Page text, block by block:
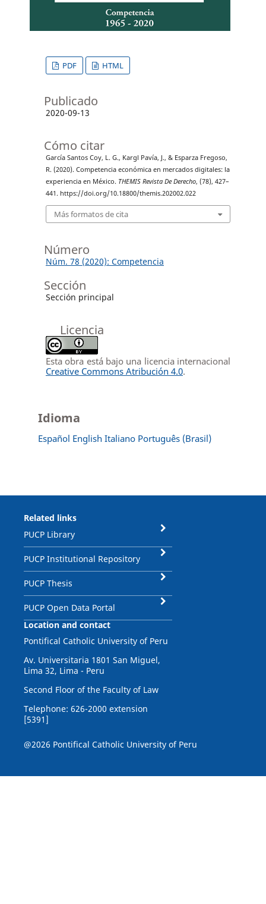
PDF HTML
Publicado
2020-09-13
Cómo citar
García Santos Coy, L. G., Kargl Pavía, J., & Esparza Fregoso,
R. (2020). Competencia económica en mercados digitales: la
experiencia en México. THEMIS Revista De Derecho, (78), 427–
441. https://doi.org/10.18800/themis.202002.022
Más formatos de cita
Número
Núm. 78 (2020): Competencia
Sección
Sección principal
Licencia
Esta obra está bajo una licencia internacional
Creative Commons Atribución 4.0.
Idioma
Español English Italiano Português (Brasil)
Related links
PUCP Library
PUCP Institutional Repository
PUCP Thesis
PUCP Open Data Portal
Location and contact
Pontifical Catholic University of Peru
Av. Universitaria 1801 San Miguel,
Lima 32, Lima - Peru
Second Floor of the Faculty of Law
Telephone: 626-2000 extension
[5391]
@2026 Pontifical Catholic University of Peru